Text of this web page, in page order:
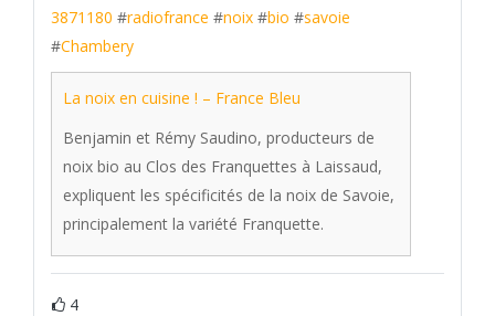
3871180 #radiofrance #noix #bio #savoie
#Chambery
La noix en cuisine ! – France Bleu
Benjamin et Rémy Saudino, producteurs de
noix bio au Clos des Franquettes à Laissaud,
expliquent les spécificités de la noix de Savoie,
principalement la variété Franquette.
4